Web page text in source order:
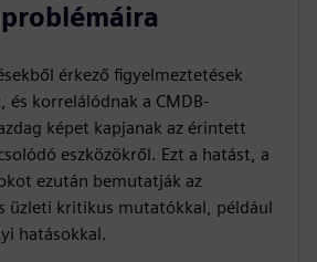
érkező figyelmeztetések
és korrelálódnak a CMDB-
képet kapjanak az érintett
eszközökről. Ezt a hatást, a
ezután bemutatják az
üzleti kritikus mutatókkal, például
hatásokkal.